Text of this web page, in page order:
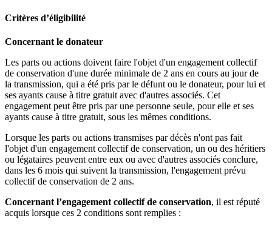
Critères d’éligibilité
Concernant le donateur
Les parts ou actions doivent faire l'objet d'un engagement collectif
de conservation d'une durée minimale de 2 ans en cours au jour de
la transmission, qui a été pris par le défunt ou le donateur, pour lui et
ses ayants cause à titre gratuit avec d'autres associés. Cet
engagement peut être pris par une personne seule, pour elle et ses
ayants cause à titre gratuit, sous les mêmes conditions.
Lorsque les parts ou actions transmises par décès n'ont pas fait
l'objet d'un engagement collectif de conservation, un ou des héritiers
ou légataires peuvent entre eux ou avec d'autres associés conclure,
dans les 6 mois qui suivent la transmission, l'engagement prévu
collectif de conservation de 2 ans.
Concernant l’engagement collectif de conservation, il est réputé
acquis lorsque ces 2 conditions sont remplies :